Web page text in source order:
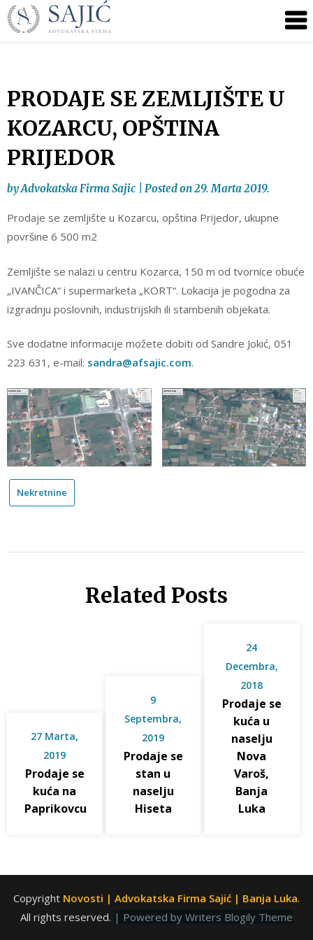
Skip
to
content
Advokatska
Sajić
|
Banja
PRODAJE SE ZEMLJIŠTE U
KOZARCU, OPŠTINA
PRIJEDOR
byAdvokatska Firma Sajic Posted on29. Marta 2019.
Prodaje se zemljište u Kozarcu, opština Prijedor, ukupne
površine 6 500 m2
Zemljište se nalazi u centru Kozarca, 150 m od tvornice obuće
„IVANČICA“ i supermarketa „KORT“. Lokacija je pogodna za
izgradnju poslovnih, industrijskih ili stambenih objekata.
Sve dodatne informacije možete dobiti od Sandre Jokić, 051
223 631, e-mail: sandra@afsajic.com.
Nekretnine
Related Posts
27 Marta,
2019
Prodaje se
kuća na
Paprikovcu
9
Septembra,
2019
Prodaje se
stan u
naselju
Hiseta
24
Decembra,
2018
Prodaje se
kuća u
naselju
Nova
Varoš,
Banja
Luka
Copyright Novosti | Advokatska Firma Sajić | Banja Luka.
All rights reserved. | Powered by Writers Blogily Theme